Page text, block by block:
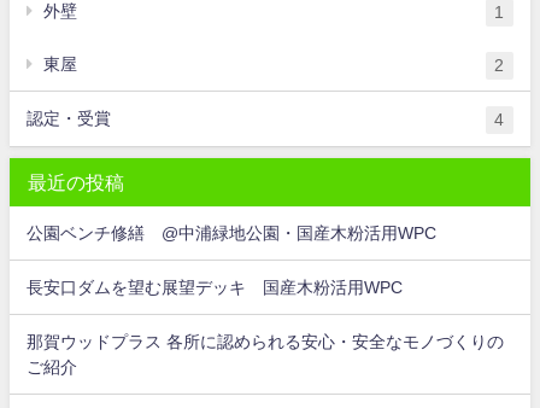
外壁 1
東屋 2
認定・受賞 4
最近の投稿
公園ベンチ修繕 @中浦緑地公園・国産木粉活用WPC
長安口ダムを望む展望デッキ 国産木粉活用WPC
那賀ウッドプラス 各所に認められる安心・安全なモノづくりの
ご紹介